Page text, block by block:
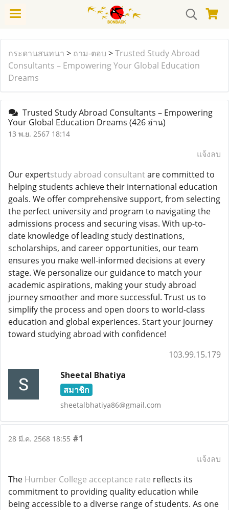
กระดานสนทนา > ถาม-ตอบ >Trusted Study Abroad
Consultants – Empowering Your Global Education
Dreams
Trusted Study Abroad Consultants – Empowering
Your Global Education Dreams (426 อ่าน)
13 พ.ย. 2567 18:14
แจ้งลบ
Our expertstudy abroad consultantare committed to
helping students achieve their international education
goals. We offer comprehensive support, from selecting
the perfect university and program to navigating the
admissions process and securing visas. With up-to-
date knowledge of leading study destinations,
scholarships, and career opportunities, our team
ensures you make well-informed decisions at every
stage. We personalize our guidance to match your
academic aspirations, making your study abroad
journey smoother and more successful. Trust us to
simplify the process and open doors to world-class
education and global experiences. Start your journey
toward studying abroad with confidence!
103.99.15.179
Sheetal Bhatiya
สมาชิก
sheetalbhatiya86@gmail.com
28 มี.ค. 2568 18:55 #1
แจ้งลบ
The Humber College acceptance rate reflects its
commitment to providing quality education while
being accessible to a diverse range of students. As one